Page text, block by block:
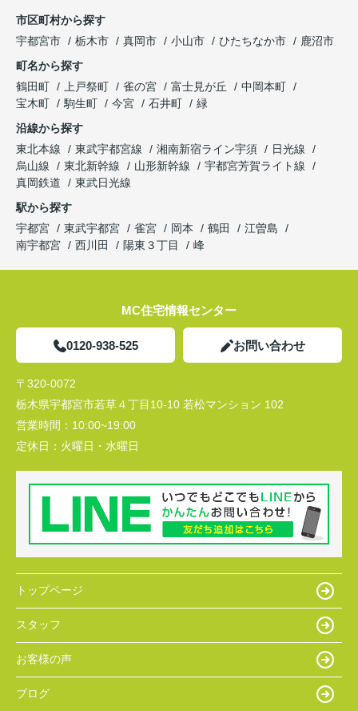
市区町村から探す
宇都宮市
栃木市 真岡市 小山市 ひたちなか市
鹿沼市
町名から探す
鶴田町
上戸祭町 雀の宮 富士見が丘
中岡本町
宝木町
駒生町 今宮 石井町
緑
沿線から探す
東北本線
東武宇都宮線 湘南新宿ライン宇須
日光線
烏山線
東北新幹線 山形新幹線
宇都宮芳賀ライト線
真岡鉄道
東武日光線
駅から探す
宇都宮
東武宇都宮 雀宮 岡本 鶴田
江曽島
南宇都宮
西川田 陽東３丁目 峰
MC住宅情報センター
0120-938-525 お問い合わせ
〒320-0072
栃木県宇都宮市若草４丁目10-10 若松マンション 102
営業時間： 10:00~19:00
定休日： 火曜日・水曜日
トップページ
スタッフ
お客様の声
ブログ